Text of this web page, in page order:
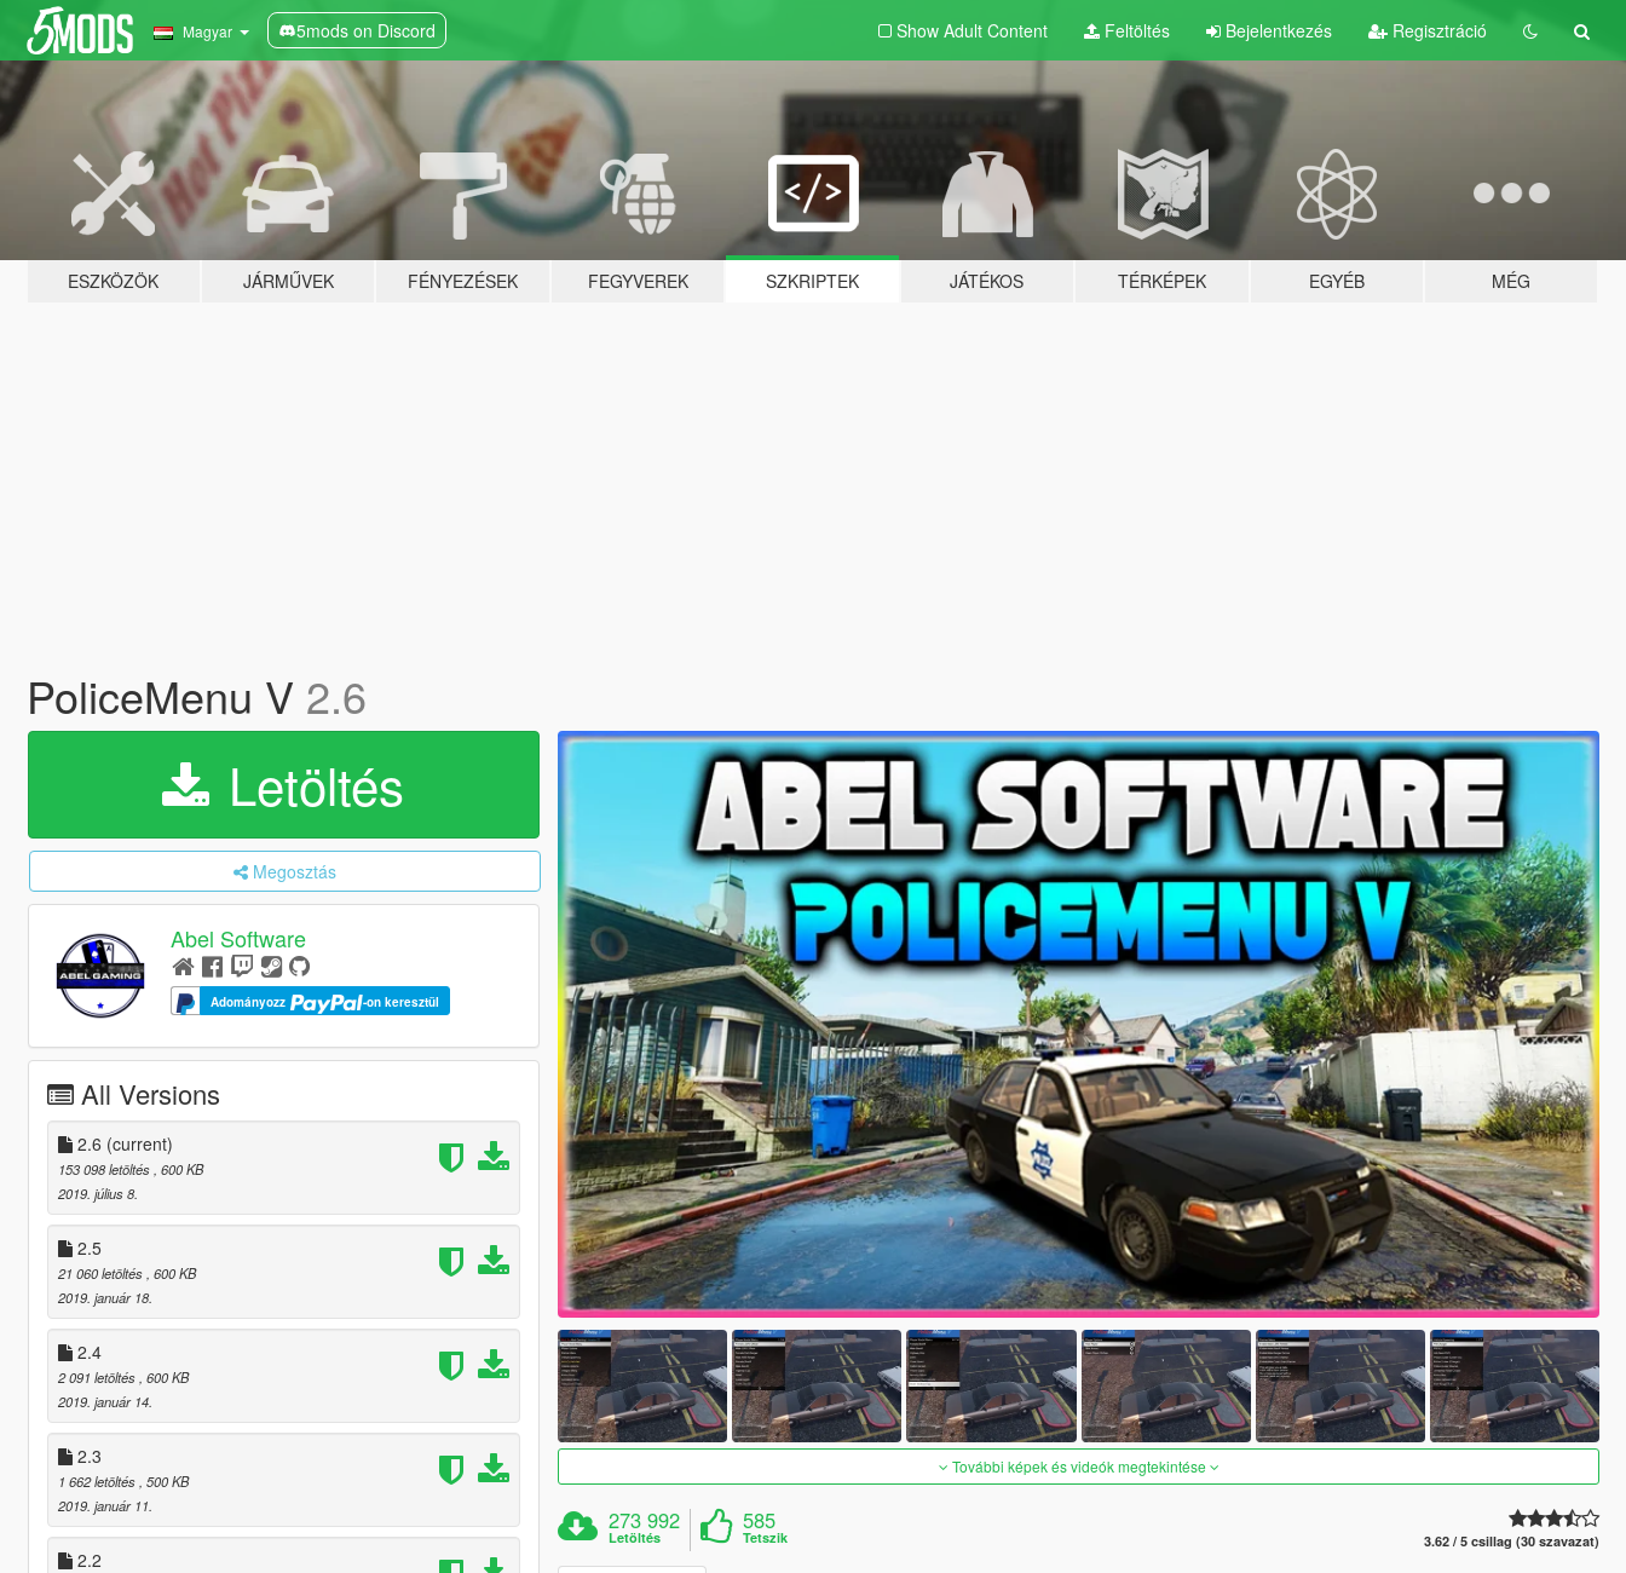
Magyar 5mods on Discord Show Adult Content Feltöltés Bejelentkezés Regisztráció
ESZKÖZÖK JÁRMŰVEK FÉNYEZÉSEK FEGYVEREK SZKRIPTEK JÁTÉKOS TÉRKÉPEK EGYÉB MÉG
PoliceMenu V 2.6
Letöltés
Megosztás
Abel Software
Adományozz -on keresztül
All Versions
2.6 (current)
153 098 letöltés , 600 KB
2019. július 8.
2.5
21 060 letöltés , 600 KB
2019. január 18.
2.4
2 091 letöltés , 600 KB
2019. január 14.
2.3
1 662 letöltés , 500 KB
2019. január 11.
2.2
További képek és videók megtekintése
273 992
Letöltés
585
Tetszik 3.62 / 5 csillag (30 szavazat)